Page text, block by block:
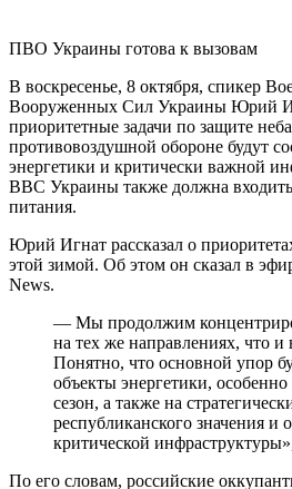
ПВО Украины готова к вызовам
В воскресенье, 8 октября, спикер
Вооруженных Сил Украины Юрий
приоритетные задачи по защите
противовоздушной обороне будут
энергетики и критически важной
ВВС Украины также должна
питания.
Юрий Игнат рассказал о
этой зимой. Об этом он сказал в
News.
— Мы продолжим
на тех же направлениях, что
Понятно, что основной упор
объекты энергетики,
сезон, а также на
республиканского значения и
критической
По его словам, российские